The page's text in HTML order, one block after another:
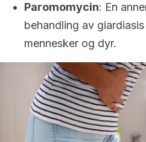
Paromomycin: En
behandling av
mennesker og dyr.